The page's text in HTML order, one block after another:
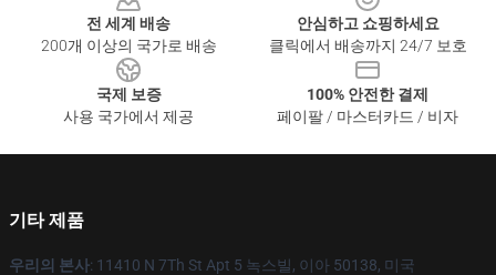
전 세계 배송
200개 이상의 국가로 배송
안심하고 쇼핑하세요
클릭에서 배송까지 24/7 보호
국제 보증
사용 국가에서 제공
100% 안전한 결제
페이팔 / 마스터카드 / 비자
기타 제품
우리의 본사: 11410 N 7Th St Apt 5 녹스빌, 이아 50138, 미국